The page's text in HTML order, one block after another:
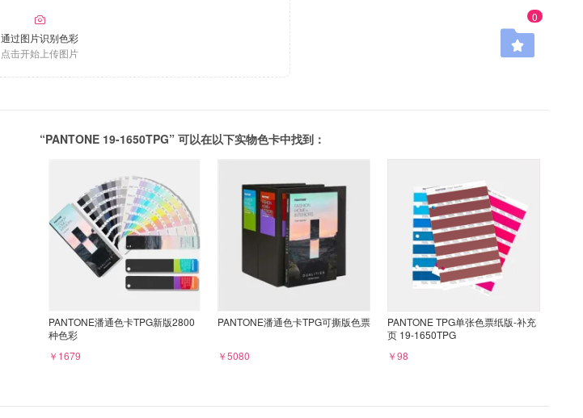
0
通过图片识别色彩
点击开始上传图片
“PANTONE 19-1650TPG” 可以在以下实物色卡中找到：
PANTONE潘通色卡TPG新版2800
种色彩
￥1679
PANTONE潘通色卡TPG可撕版色票
￥5080
PANTONE TPG单张色票纸版-补充
页 19-1650TPG
￥98